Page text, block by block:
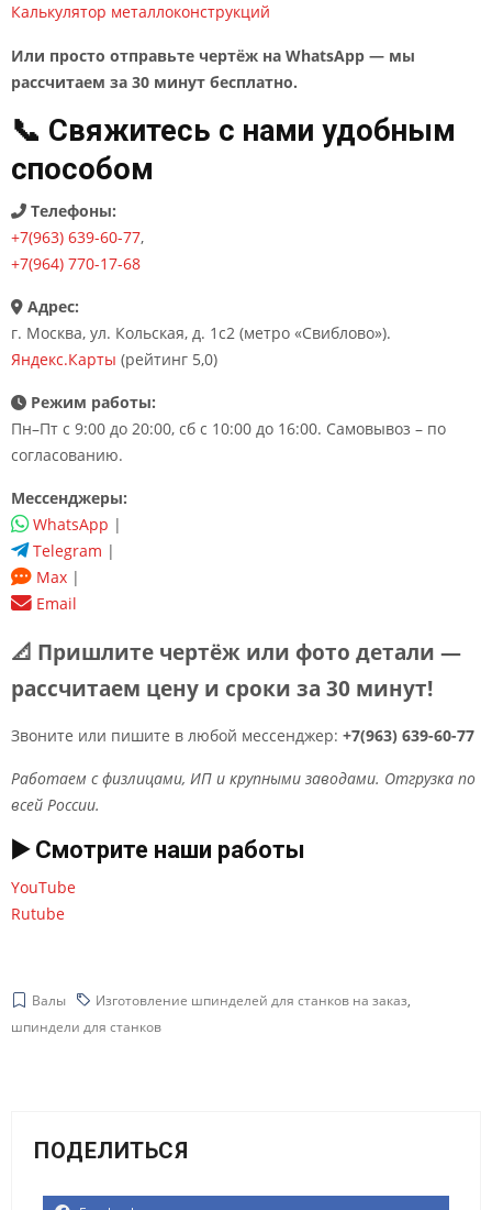
Калькулятор металлоконструкций
Или просто отправьте чертёж на WhatsApp — мы
рассчитаем за 30 минут бесплатно.
📞 Свяжитесь с нами удобным
способом
Телефоны:
+7(963) 639-60-77,
+7(964) 770-17-68
Адрес:
г. Москва, ул. Кольская, д. 1с2 (метро «Свиблово»).
Яндекс.Карты (рейтинг 5,0)
Режим работы:
Пн–Пт с 9:00 до 20:00, сб с 10:00 до 16:00. Самовывоз – по
согласованию.
Мессенджеры:
WhatsApp |
Telegram |
Max |
Email
📐 Пришлите чертёж или фото детали —
рассчитаем цену и сроки за 30 минут!
Звоните или пишите в любой мессенджер: +7(963) 639-60-77
Работаем с физлицами, ИП и крупными заводами. Отгрузка по
всей России.
▶️ Смотрите наши работы
YouTube
Rutube
Валы Изготовление шпинделей для станков на заказ,
шпиндели для станков
ПОДЕЛИТЬСЯ